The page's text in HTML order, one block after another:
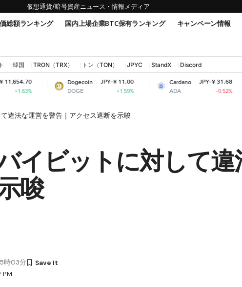
仮想通貨/暗号資産ニュース・情報メディア
総額ランキング 国内上場企業BTC保有ランキング キャンペーン情報
韓国 TRON（TRX） トン（TON） JPYC StandX Discord
Dogecoin
DOGE
JPY-¥ 11.00
+1.59%
Cardano
ADA
JPY-¥ 31.68
-0.52%
Shiba
SHIB
違法な運営を警告｜アクセス遮断を示唆
イビットに対して
唆
時03分